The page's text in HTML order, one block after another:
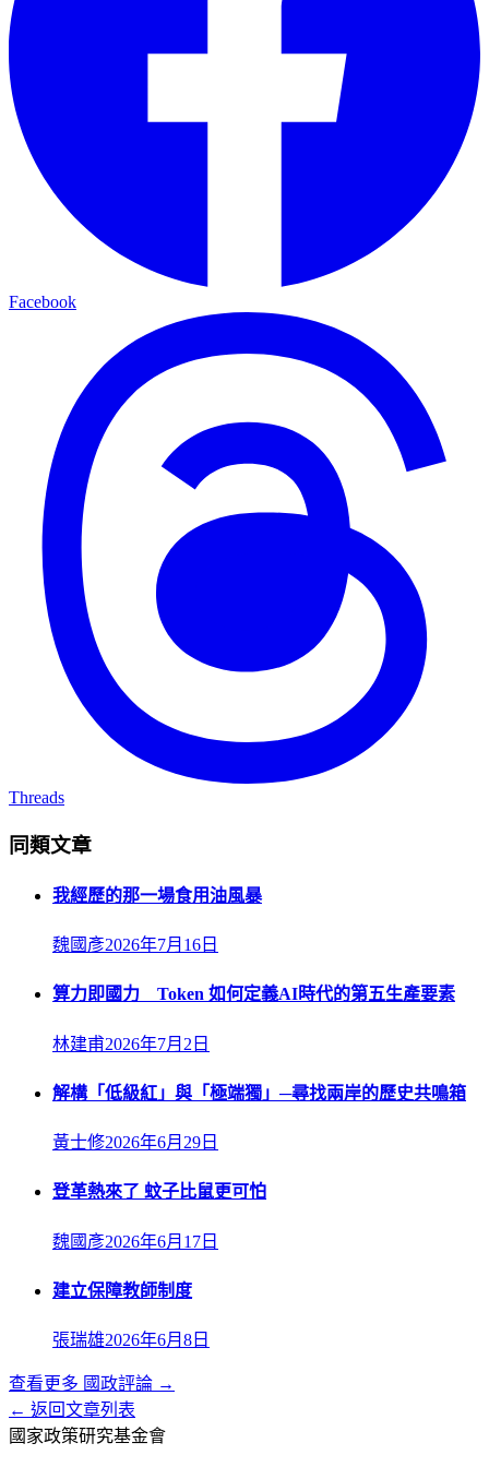
Facebook
Threads
同類文章
我經歷的那一場食用油風暴
魏國彥2026年7月16日
算力即國力 Token 如何定義AI時代的第五生產要素
林建甫2026年7月2日
解構「低級紅」與「極端獨」─尋找兩岸的歷史共鳴箱
黃士修2026年6月29日
登革熱來了 蚊子比鼠更可怕
魏國彥2026年6月17日
建立保障教師制度
張瑞雄2026年6月8日
查看更多 國政評論 →
← 返回文章列表
國家政策研究基金會